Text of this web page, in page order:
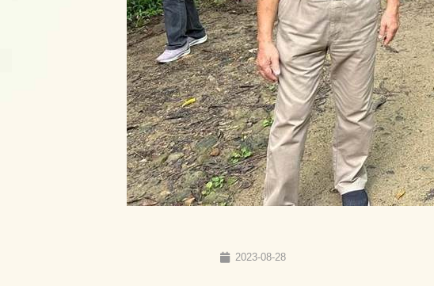
2023-08-28